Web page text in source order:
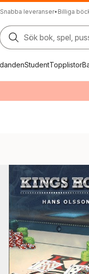
Snabba leveranser• Billiga
Sök bok, spel,
StudentTopplistor